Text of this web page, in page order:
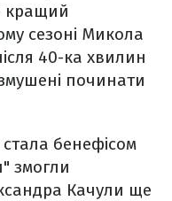
кращий
сезоні Микола
40-ка хвилин
починати
бенефісом
змогли
Качули ще